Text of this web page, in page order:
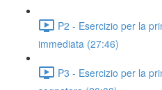
P2 - Esercizio per la
immediata (27:46)
P3 - Esercizio per la